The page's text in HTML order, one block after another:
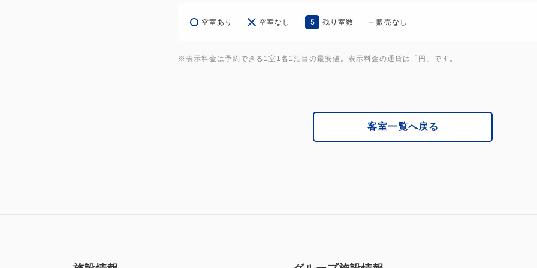
・ティーセット
・爪やすり
・ヘアーブラシ
・コットン・綿棒
・タオル：ハンド・フェイス・
空室あり 空室なし 5 残り室数 販売なし
※表示料金は予約できる1室1名1泊目の最安値。表示料金の通貨は「円」です。
客室一覧へ戻る